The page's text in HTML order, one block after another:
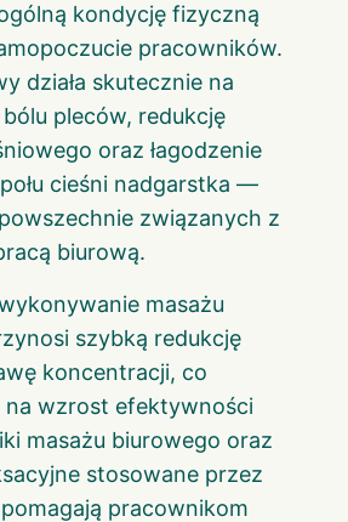
kondycję fizyczną
pracowników.
działa skutecznie na
pleców, redukcję
oraz łagodzenie
cieśni nadgarstka —
związanych z
biurową.
masażu
szybką redukcję
koncentracji, co
na wzrost efektywności
masażu biurowego oraz
stosowane przez
pracownikom